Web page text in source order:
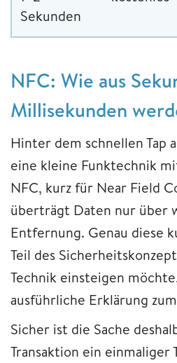
Sekunden
NFC: Wie aus
Millisekunden
Hinter dem schnellen Tap
eine kleine Funktechnik
NFC, kurz für Near Field
überträgt Daten nur über
Entfernung. Genau diese
Teil des
Technik einsteigen
ausführliche Erklärung zum
Sicher ist die Sache
Transaktion ein einmaliger